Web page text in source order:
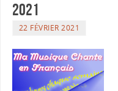
2021
22 FÉVRIER 2021